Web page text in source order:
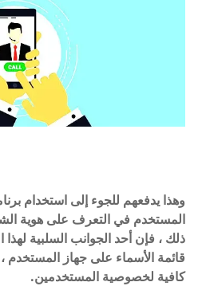
وهذا يدفعهم للجوء إلى استخدام
المستخدم في التعرف على هوية
ذلك ، فإن أحد الجوانب السلبية لهذا
قائمة الأسماء على جهاز المستخدم ،
كافية لخصوصية المستخدمين.